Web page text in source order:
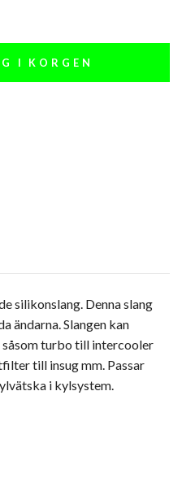
I KORGEN
silikonslang. Denna slang
ändarna. Slangen kan
turbo till intercooler
till insug mm. Passar
i kylsystem.